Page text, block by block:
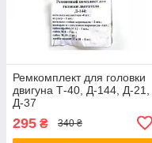
Ремкомплект для головки
двигуна Т-40, Д-144, Д-21,
Д-37
295 ₴ 340 ₴